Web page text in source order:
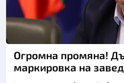
Огромна промяна!
маркировка на